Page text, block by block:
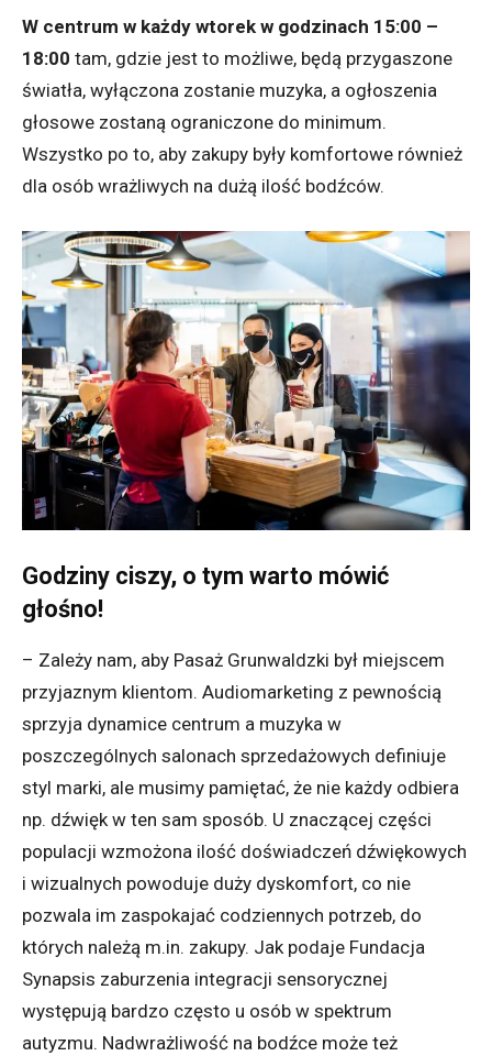
W centrum w każdy wtorek w godzinach 15:00 –
18:00 tam, gdzie jest to możliwe, będą przygaszone
światła, wyłączona zostanie muzyka, a ogłoszenia
głosowe zostaną ograniczone do minimum.
Wszystko po to, aby zakupy były komfortowe również
dla osób wrażliwych na dużą ilość bodźców.
Godziny ciszy, o tym warto mówić
głośno!
– Zależy nam, aby Pasaż Grunwaldzki był miejscem
przyjaznym klientom. Audiomarketing z pewnością
sprzyja dynamice centrum a muzyka w
poszczególnych salonach sprzedażowych definiuje
styl marki, ale musimy pamiętać, że nie każdy odbiera
np. dźwięk w ten sam sposób. U znaczącej części
populacji wzmożona ilość doświadczeń dźwiękowych
i wizualnych powoduje duży dyskomfort, co nie
pozwala im zaspokajać codziennych potrzeb, do
których należą m.in. zakupy. Jak podaje Fundacja
Synapsis zaburzenia integracji sensorycznej
występują bardzo często u osób w spektrum
autyzmu. Nadwrażliwość na bodźce może też